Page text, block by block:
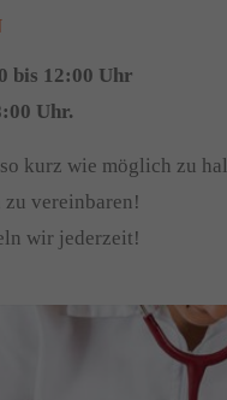
bis 12:00 Uhr
Uhr.
kurz wie möglich zu
zu vereinbaren!
wir jederzeit!